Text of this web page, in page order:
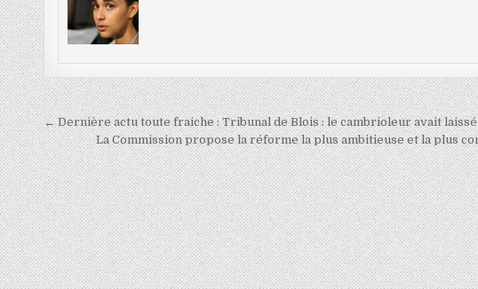
Navigation
de
l’article
← Dernière actu toute fraiche : Tribunal de Blois : le cambrioleur avait
La Commission propose la réforme la plus ambitieuse et la plus